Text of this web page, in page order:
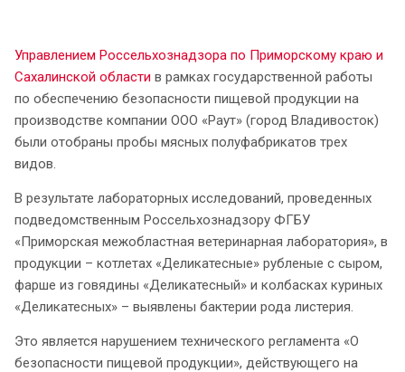
Управлением Россельхознадзора по Приморскому краю и
Сахалинской области в рамках государственной работы
по обеспечению безопасности пищевой продукции на
производстве компании ООО «Раут» (город Владивосток)
были отобраны пробы мясных полуфабрикатов трех
видов.
В результате лабораторных исследований, проведенных
подведомственным Россельхознадзору ФГБУ
«Приморская межобластная ветеринарная лаборатория», в
продукции – котлетах «Деликатесные» рубленые с сыром,
фарше из говядины «Деликатесный» и колбасках куриных
«Деликатесных» – выявлены бактерии рода листерия.
Это является нарушением технического регламента «О
безопасности пищевой продукции», действующего на